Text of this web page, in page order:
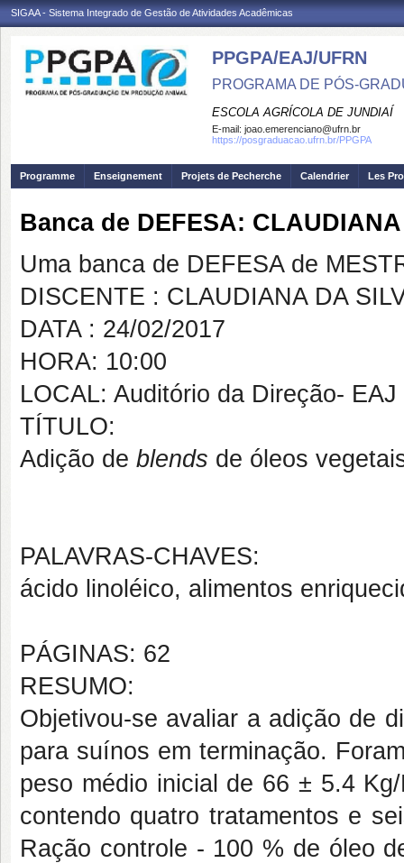
SIGAA - Sistema Integrado de Gestão de Atividades Acadêmicas
PPGPA/EAJ/UFRN
PROGRAMA DE PÓS-
ESCOLA AGRÍCOLA DE JUNDIAÍ
E-mail: joao.emerenciano@ufrn.br
https://posgraduacao.ufrn.br/PPGPA
Programme Enseignement Projets de Pecherche Calendrier Les
Banca de DEFESA:
Uma banca de DEFESA de
DISCENTE : CLAUDIANA DA
DATA : 24/02/2017
HORA: 10:00
LOCAL: Auditório da Direção- EAJ
TÍTULO:
Adição de blends de óleos
PALAVRAS-CHAVES:
ácido linoléico, alimentos
PÁGINAS: 62
RESUMO:
Objetivou-se avaliar a adição de
para suínos em terminação.
peso médio inicial de 66 ± 5.4
contendo quatro tratamentos e
Ração controle - 100 % de óleo